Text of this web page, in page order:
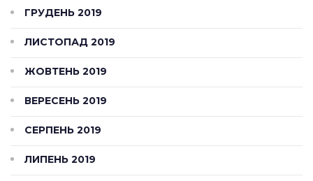
ГРУДЕНЬ 2019
ЛИСТОПАД 2019
ЖОВТЕНЬ 2019
ВЕРЕСЕНЬ 2019
СЕРПЕНЬ 2019
ЛИПЕНЬ 2019